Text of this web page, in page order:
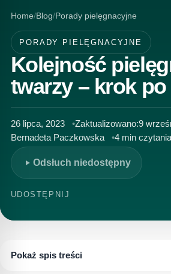
Home Blog Porady pielęgnacyjne
PORADY PIELĘGNACYJNE
Kolejność
twarzy – krok
26 lipca, 2023 Zaktualizowano:9
Bernadeta Paczkowska
4 min czytania
Odsłuch niedostępny
UDOSTĘPNIJ
Pokaż spis treści